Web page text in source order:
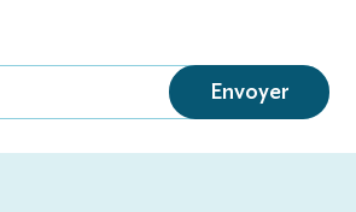
Envoyer